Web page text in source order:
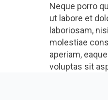
Neque porro
ut labore et
laboriosam,
molestiae
aperiam,
voluptas sit